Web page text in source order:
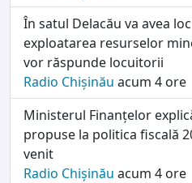
În satul Delacău va avea
exploatarea resurselor
vor răspunde locuitorii
Radio Chișinău acum 4 ore
Ministerul Finanțelor
propuse la politica fiscală
venit
Radio Chișinău acum 4 ore